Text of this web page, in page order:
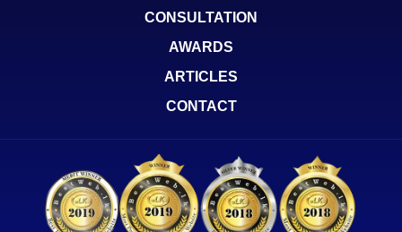
CONSULTATION
AWARDS
ARTICLES
CONTACT